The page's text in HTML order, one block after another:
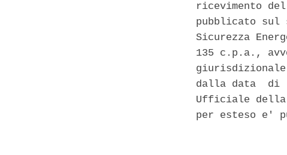
ricevimento
pubblicato
Sicurezza
135 c.p.a.,
dalla data  di
Ufficiale
per esteso e'